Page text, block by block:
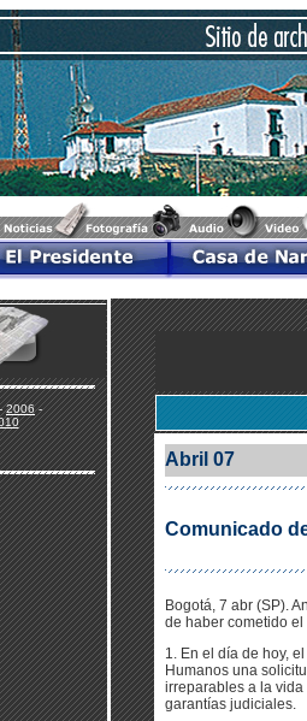
2006-
Abril 07
Comunicado
Bogotá, 7 abr (SP).
de haber cometido
1. En el día de hoy,
Humanos una
irreparables a la
garantías judiciales.